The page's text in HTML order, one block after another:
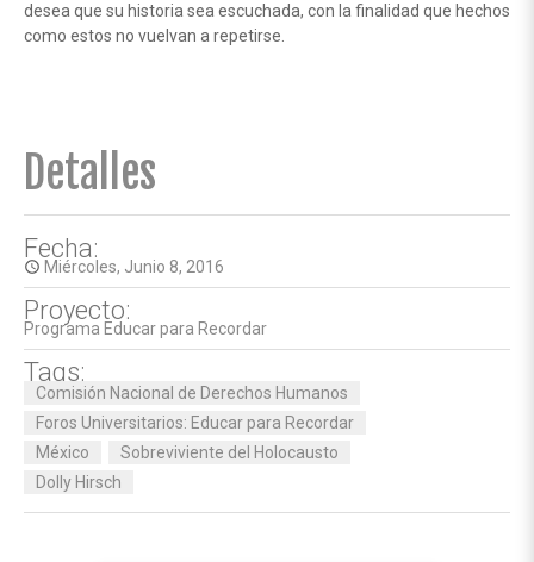
desea que su historia sea escuchada, con la finalidad que hechos
como estos no vuelvan a repetirse.
Detalles
Fecha:
access_time Miércoles, Junio 8, 2016
Proyecto:
Programa Educar para Recordar
Tags:
Comisión Nacional de Derechos Humanos
Foros Universitarios: Educar para Recordar
México
Sobreviviente del Holocausto
Dolly Hirsch